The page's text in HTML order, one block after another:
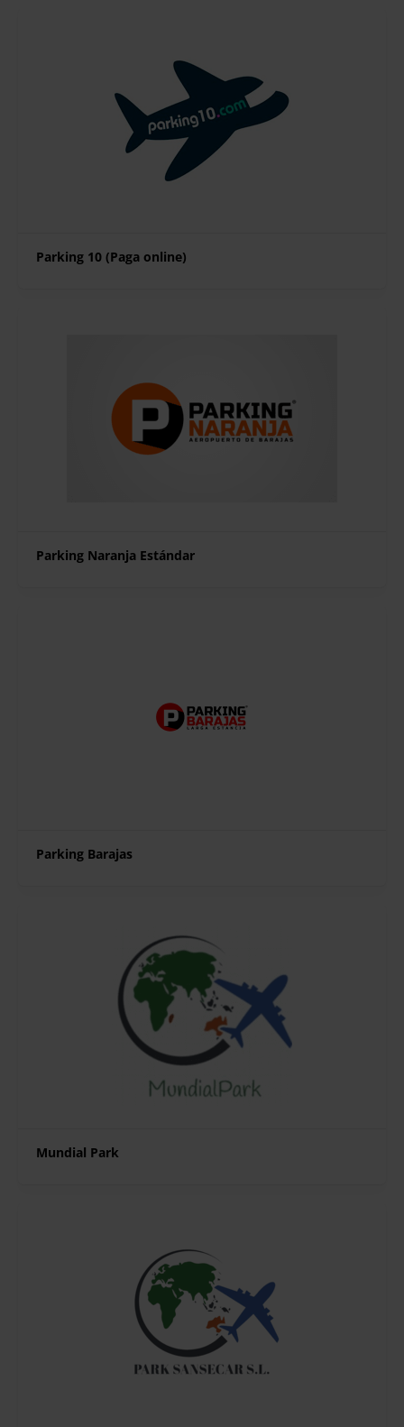
Parking 10 (Paga online)
Parking Naranja Estándar
Parking Barajas
Mundial Park